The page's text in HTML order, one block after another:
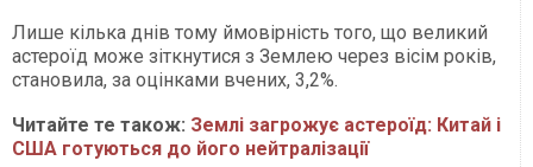
Лише кілька днів тому ймовірність того, що великий
астероїд може зіткнутися з Землею через вісім років,
становила, за оцінками вчених, 3,2%.
Читайте те також: Землі загрожує астероїд: Китай і
США готуються до його нейтралізації